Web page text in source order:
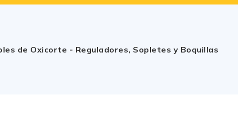
de Oxicorte - Reguladores, Sopletes y Boquillas